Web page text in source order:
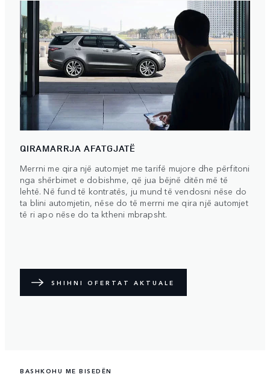
QIRAMARRJA AFATGJATË
Merrni me qira një automjet me tarifë mujore dhe përfitoni
nga shërbimet e dobishme, që jua bëjnë ditën më të
lehtë. Në fund të kontratës, ju mund të vendosni nëse do
ta blini automjetin, nëse do të merrni me qira një automjet
të ri apo nëse do ta ktheni mbrapsht.
SHIHNI OFERTAT AKTUALE
BASHKOHU ME BISEDËN